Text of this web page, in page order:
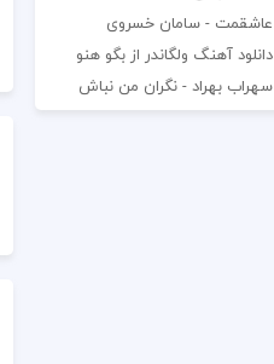
عاشقمت - سامان خسروی
دانلود آهنگ ولگاندر از بگو هنو
سهراب بهراد - نگران من نباش